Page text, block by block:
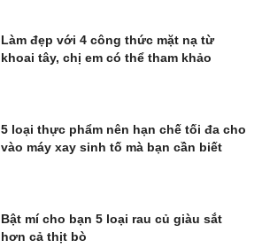
Làm đẹp với 4 công thức mặt nạ từ
khoai tây, chị em có thể tham khảo
5 loại thực phẩm nên hạn chế tối đa cho
vào máy xay sinh tố mà bạn cần biết
Bật mí cho bạn 5 loại rau củ giàu sắt
hơn cả thịt bò